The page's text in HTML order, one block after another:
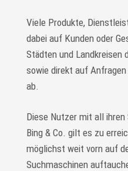
Viele Produkte,
dabei auf Kunden oder
Städten und Landkreisen
sowie direkt auf
ab.
Diese Nutzer mit all ihren
Bing & Co. gilt es zu
möglichst weit vorn auf
Suchmaschinen